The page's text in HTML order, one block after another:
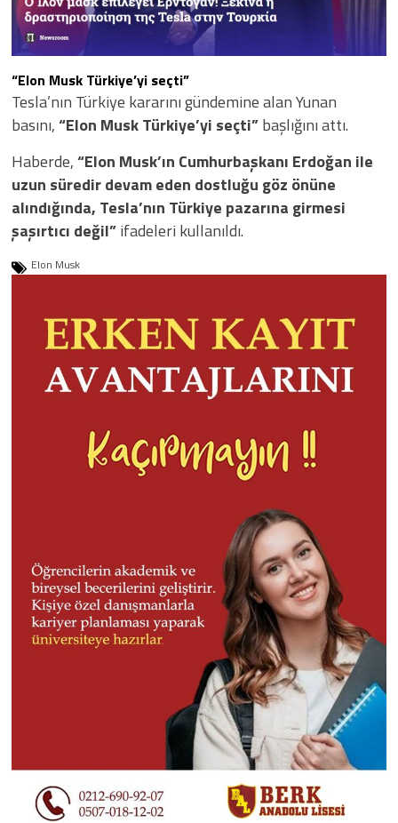
“Elon Musk Türkiye’yi seçti”
Tesla’nın Türkiye kararını gündemine alan Yunan
basını,“Elon Musk Türkiye’yi seçti”başlığını attı.
Haberde,“Elon Musk’ın Cumhurbaşkanı Erdoğan ile
uzun süredir devam eden dostluğu göz önüne
alındığında, Tesla’nın Türkiye pazarına girmesi
şaşırtıcı değil”ifadeleri kullanıldı.
Elon Musk